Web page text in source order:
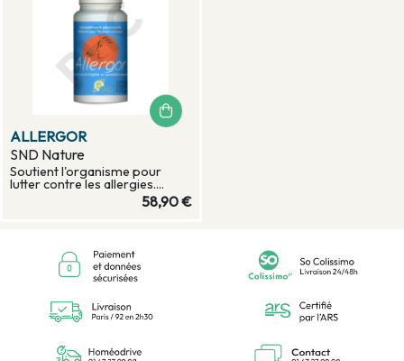
ALLERGOR
SND Nature
Soutient l'organisme pour
lutter contre les allergies....
58,90 €